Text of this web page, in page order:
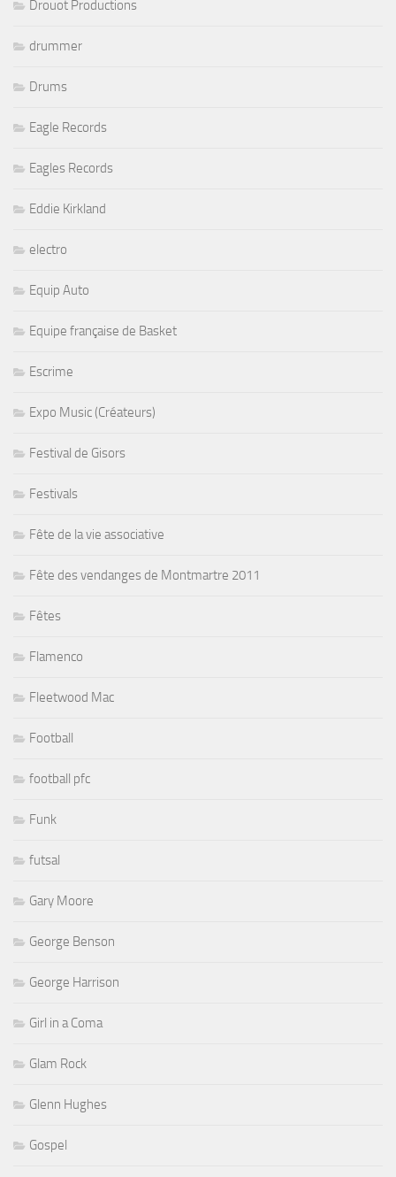
Drouot Productions
drummer
Drums
Eagle Records
Eagles Records
Eddie Kirkland
electro
Equip Auto
Equipe française de Basket
Escrime
Expo Music (Créateurs)
Festival de Gisors
Festivals
Fête de la vie associative
Fête des vendanges de Montmartre 2011
Fêtes
Flamenco
Fleetwood Mac
Football
football pfc
Funk
futsal
Gary Moore
George Benson
George Harrison
Girl in a Coma
Glam Rock
Glenn Hughes
Gospel